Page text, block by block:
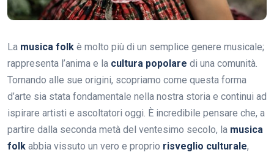
La musica folk è molto più di un semplice genere musicale;
rappresenta l’anima e la cultura popolare di una comunità.
Tornando alle sue origini, scopriamo come questa forma
d’arte sia stata fondamentale nella nostra storia e continui ad
ispirare artisti e ascoltatori oggi. È incredibile pensare che, a
partire dalla seconda metà del ventesimo secolo, la musica
folk abbia vissuto un vero e proprio risveglio culturale,